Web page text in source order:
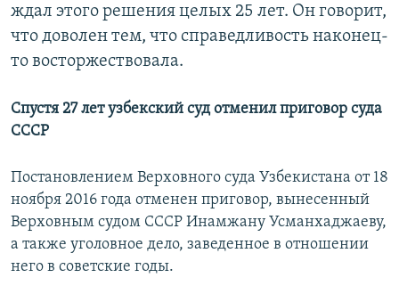
ждал этого решения целых 25 лет. Он говорит,
что доволен тем, что справедливость наконец-
то восторжествовала.
Спустя 27 лет узбекский суд отменил приговор суда
СССР
Постановлением Верховного суда Узбекистана от 18
ноября 2016 года отменен приговор, вынесенный
Верховным судом СССР Инамжану Усманхаджаеву,
а также уголовное дело, заведенное в отношении
него в советские годы.